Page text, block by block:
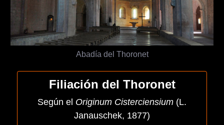
Abadía del Thoronet
Filiación del Thoronet
Según el Originum Cisterciensium (L.
Janauschek, 1877)